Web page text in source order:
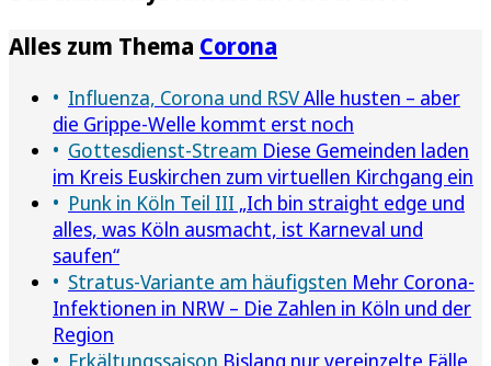
Alles zum Thema Corona
Influenza, Corona und RSVAlle husten – aber
die Grippe-Welle kommt erst noch
Gottesdienst-Stream Diese Gemeinden laden
im Kreis Euskirchen zum virtuellen Kirchgang ein
Punk in Köln Teil III „Ich bin straight edge und
alles, was Köln ausmacht, ist Karneval und
saufen“
Stratus-Variante am häufigsten Mehr Corona-
Infektionen in NRW – Die Zahlen in Köln und der
Region
Erkältungssaison Bislang nur vereinzelte Fälle